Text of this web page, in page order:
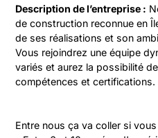
Description de l’entreprise :
de construction reconnue en
de ses réalisations et son
Vous rejoindrez une équipe
variés et aurez la possibilité
compétences et certifications.
Entre nous ça va coller si